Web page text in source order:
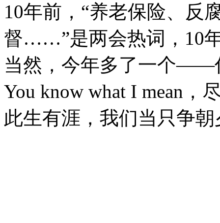
10年前，“养老保险、反
督……”是两会热词，10
当然，今年多了一个——
You know what I mean，
此生有涯，我们当只争朝